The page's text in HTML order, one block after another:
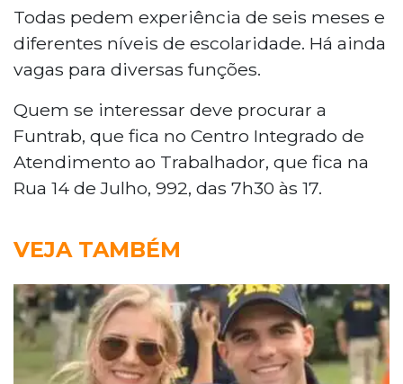
Todas pedem experiência de seis meses e
diferentes níveis de escolaridade. Há ainda
vagas para diversas funções.
Quem se interessar deve procurar a
Funtrab, que fica no Centro Integrado de
Atendimento ao Trabalhador, que fica na
Rua 14 de Julho, 992, das 7h30 às 17.
VEJA TAMBÉM